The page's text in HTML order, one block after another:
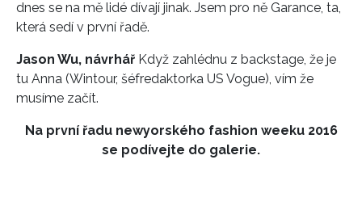
dnes se na mě lidé dívají jinak. Jsem pro ně Garance, ta,
která sedí v první řadě.
Jason Wu, návrhář Když zahlédnu z backstage, že je
tu Anna (Wintour, šéfredaktorka US Vogue), vím že
musíme začít.
Na první řadu newyorského fashion weeku 2016
se podívejte do galerie.